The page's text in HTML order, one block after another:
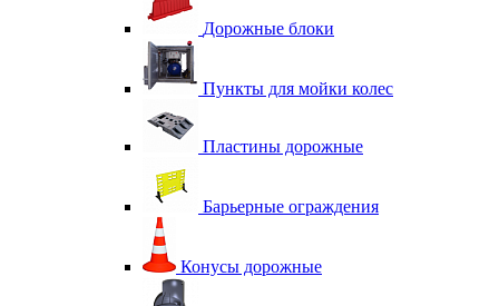
Дорожные блоки
Пункты для мойки колес
Пластины дорожные
Барьерные ограждения
Конусы дорожные